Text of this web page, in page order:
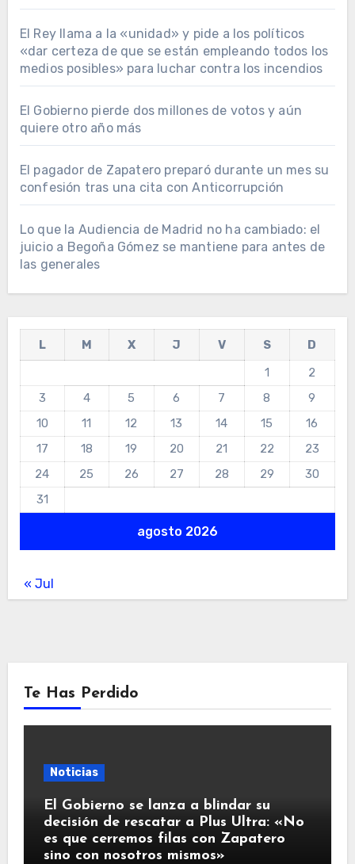
El Rey llama a la «unidad» y pide a los políticos
«dar certeza de que se están empleando todos los
medios posibles» para luchar contra los incendios
El Gobierno pierde dos millones de votos y aún
quiere otro año más
El pagador de Zapatero preparó durante un mes su
confesión tras una cita con Anticorrupción
Lo que la Audiencia de Madrid no ha cambiado: el
juicio a Begoña Gómez se mantiene para antes de
las generales
agosto 2026
L M X J V S
D
1
2
3
4 5 6 7 8
9
10
11 12 13 14 15
16
17
18 19 20 21 22
23
24
25 26 27 28 29
30
31
« Jul
Te Has Perdido
Noticias
El Gobierno se lanza a blindar su
decisión de rescatar a Plus Ultra: «No
es que cerremos filas con Zapatero
sino con nosotros mismos»